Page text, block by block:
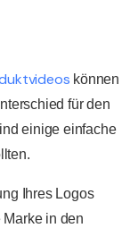
können
für den
einige einfache
Ihres Logos
Marke in den